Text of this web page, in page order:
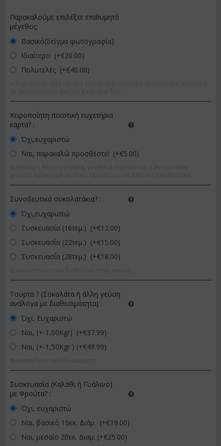
Παρακαλούμε επιλέξτε επιθυμητό
μέγεθος:
Βασικό(δείγμα φωτογραφία)
Ιδιαίτερο (+€20.00)
Πολυτελές (+€40.00)
Χειροποίητη ποιοτική ευχετήρια
κάρτα? :
Όχι,ευχαριστώ
Ναι, παρακαλώ προσθέστε! (+€5.00)
Συνοδευτικά σοκολατάκια? :
Όχι,ευχαριστώ
Συσκευασία (16τεμ.) (+€12.00)
Συσκευασία (22τεμ.) (+€15.00)
Συσκευασία (28τεμ.) (+€18.00)
Τούρτα ? (Σοκολάτα ή άλλη γεύση
ανάλογα με διαθεσιμότητα) :
Όχι, Ευχαριστώ
Ναι, (+-1,00Kgr) (+€37.99)
Ναι, (+-1,50Kgr ) (+€49.99)
Συσκευασία (Καλάθι ή Γυάλινο)
με Φρούτα? :
Όχι, ευχαριστώ
Ναι, βασικό 15εκ. Διάμ. (+€19.00)
Ναι, μεσαίο 20εκ. Διαμ. (+€25.00)